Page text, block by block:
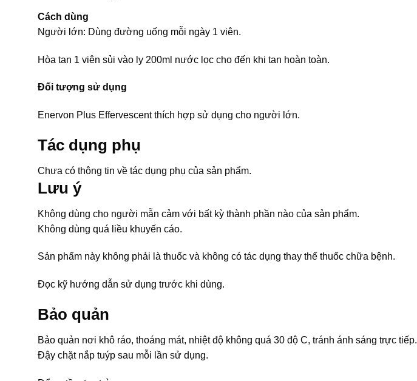
Cách dùng
Người lớn: Dùng đường uống mỗi ngày 1 viên.
Hòa tan 1 viên sủi vào ly 200ml nước lọc cho đến khi tan hoàn toàn.
Đối tượng sử dụng
Enervon Plus Effervescent thích hợp sử dụng cho người lớn.
Tác dụng phụ
Chưa có thông tin về tác dụng phụ của sản phẩm.
Lưu ý
Không dùng cho người mẫn cảm với bất kỳ thành phần nào của sản phẩm.
Không dùng quá liều khuyến cáo.
Sản phẩm này không phải là thuốc và không có tác dụng thay thế thuốc chữa bệnh.
Đọc kỹ hướng dẫn sử dụng trước khi dùng.
Bảo quản
Bảo quản nơi khô ráo, thoáng mát, nhiệt độ không quá 30 độ C, tránh ánh sáng trực tiếp.
Đậy chặt nắp tuýp sau mỗi lần sử dụng.